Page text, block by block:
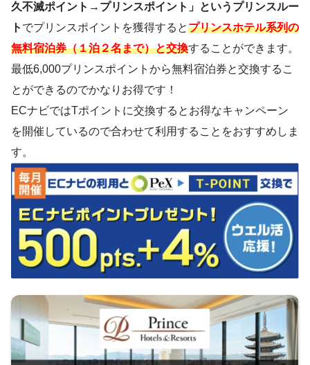
久不滅ポイント→プリンスポイント」というプリンスルー
ト でプリンスポイントを獲得するとプリンスホテル系列の
無料宿泊券（１泊２名まで）と交換することができます。
最低6,000プリンスポイントから無料宿泊券と交換するこ
とができるのでかなりお得です！
ECナビではTポイントに交換するとお得なキャンペーン
を開催しているので合わせて利用することをおすすめしま
す。